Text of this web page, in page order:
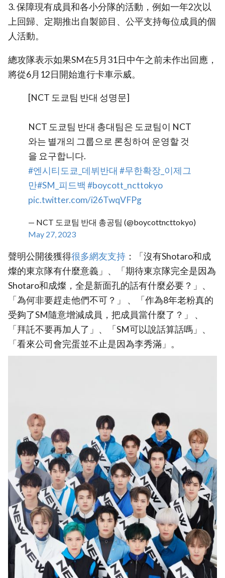
3. 保障現有成員和各小分隊的活動，例如一年2次以
上回歸、定期推出自製節目、公平支持每位成員的個
人活動。
總攻隊表示如果SM在5月31日中午之前未作出回應，
將從6月12日開始進行卡車示威。
[NCT 도쿄팀 반대 성명문]
NCT 도쿄팀 반대 총대팀은 도쿄팀이 NCT
와는 별개의 그룹으로 론칭하여 운영할 것
을 요구합니다.
#엔시티도쿄_데뷔반대 #무한확장_이제그
만#SM_피드백 #boycott_ncttokyo
pic.twitter.com/i26TwqVFPg
— NCT 도쿄팀 반대 총공팀 (@boycottncttokyo)
May 27, 2023
聲明公開後獲得很多網友支持 ：「沒有Shotaro和成
燦的東京隊有什麼意義」、「期待東京隊完全是因為
Shotaro和成燦，全是新面孔的話有什麼必要？」、
「為何非要趕走他們不可？」 、「作為8年老粉真的
受夠了SM隨意增減成員，把成員當什麼了？」 、
「拜託不要再加人了」、「SM可以說話算話嗎」、
「看來公司會完蛋並不止是因為李秀滿」。